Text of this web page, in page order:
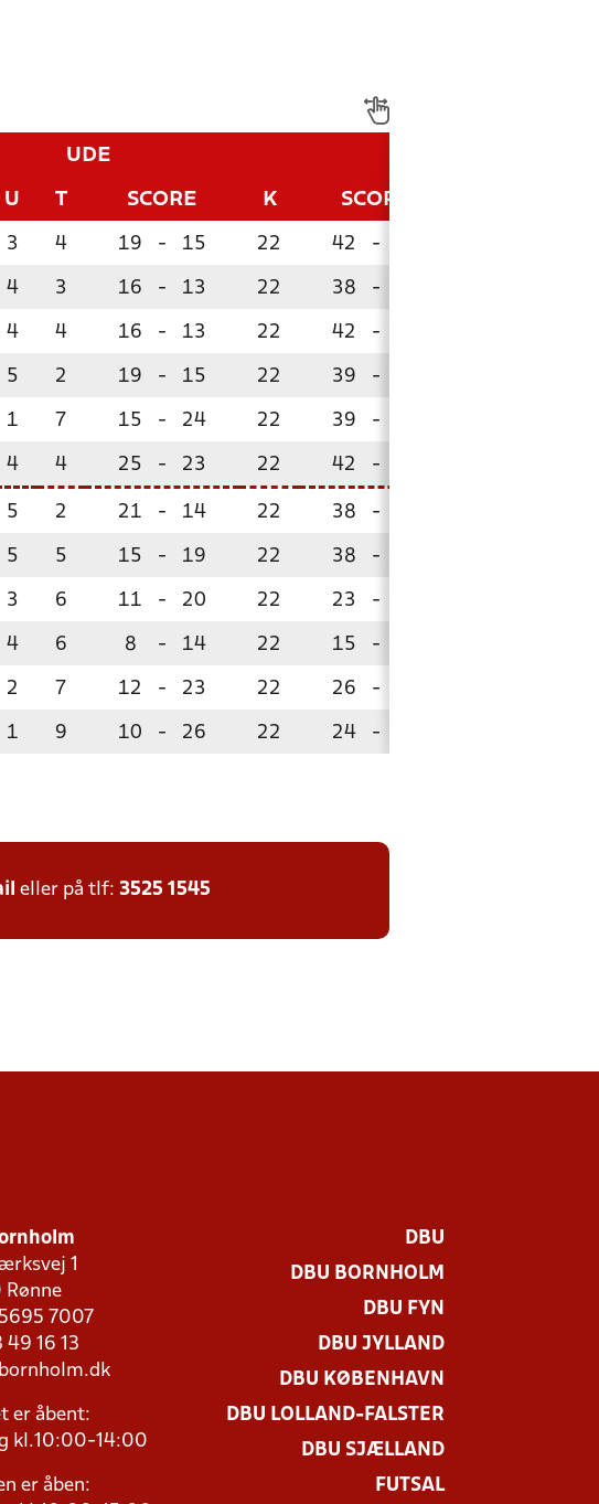
UDE
U T SCORE K SCORE
3 4 19 - 15 22 42 -
4 3 16 - 13 22 38 -
4 4 16 - 13 22 42 -
5 2 19 - 15 22 39 -
1 7 15 - 24 22 39 -
4 4 25 - 23 22 42 -
5 2 21 - 14 22 38 -
5 5 15 - 19 22 38 -
3 6 11 - 20 22 23 -
4 6 8 - 14 22 15 -
2 7 12 - 23 22 26 -
1 9 10 - 26 22 24 -
eller på tlf: 3525 1545
1
Rønne
7007
49 16 13
er åbent:
kl.10:00-14:00
er åben:
DBU
DBU BORNHOLM
DBU FYN
DBU JYLLAND
DBU KØBENHAVN
DBU LOLLAND-FALSTER
DBU SJÆLLAND
FUTSAL